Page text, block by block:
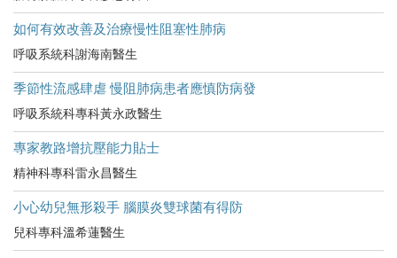
如何有效改善及治療慢性阻塞性肺病
呼吸系統科謝海南醫生
季節性流感肆虐 慢阻肺病患者應慎防病發
呼吸系統科專科黃永政醫生
專家教路增抗壓能力貼士
精神科專科雷永昌醫生
小心幼兒無形殺手 腦膜炎雙球菌有得防
兒科專科溫希蓮醫生